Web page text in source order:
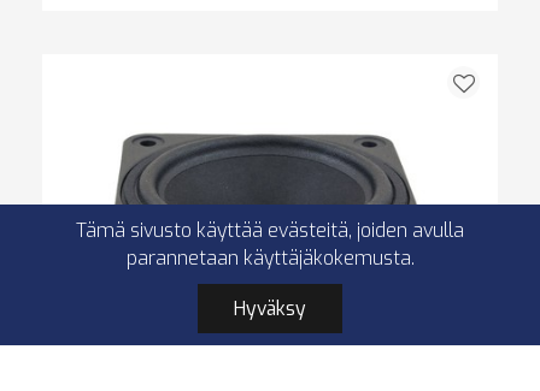
Tämä sivusto käyttää evästeitä, joiden avulla
parannetaan käyttäjäkokemusta.
Hyväksy